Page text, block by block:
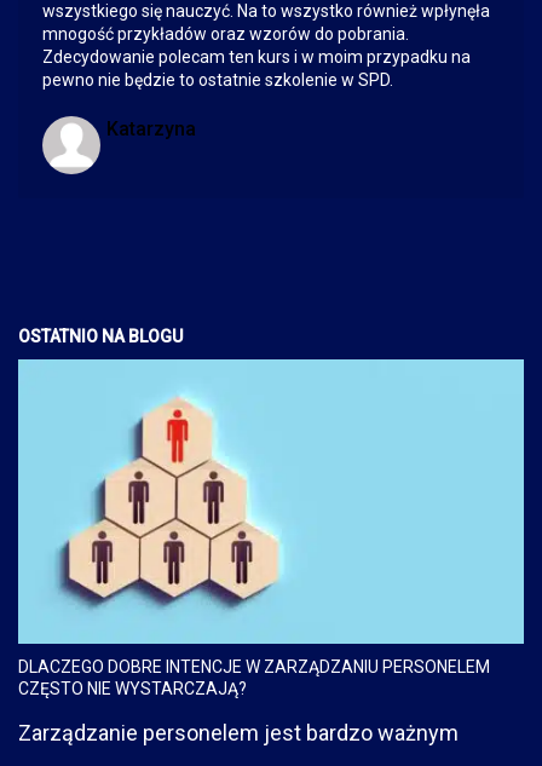
wszystkiego się nauczyć. Na to wszystko również wpłynęła
mnogość przykładów oraz wzorów do pobrania.
Zdecydowanie polecam ten kurs i w moim przypadku na
pewno nie będzie to ostatnie szkolenie w SPD.
Katarzyna
OSTATNIO NA BLOGU
DLACZEGO DOBRE INTENCJE W ZARZĄDZANIU PERSONELEM
CZĘSTO NIE WYSTARCZAJĄ?
Zarządzanie personelem jest bardzo ważnym